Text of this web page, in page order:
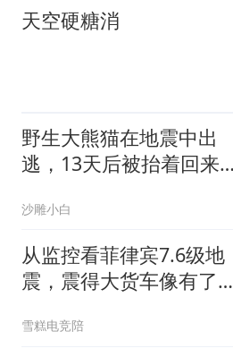
天空硬糖消
野生大熊猫在地震中出
逃，13天后被抬着回来
沙雕小白
从监控看菲律宾7.6级地
震，震得大货车像有了生
雪糕电竞陪